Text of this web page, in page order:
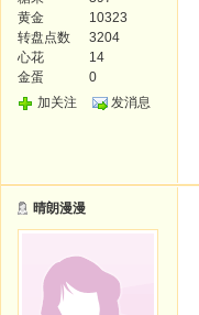
黄金
10323
转盘点数
3204
心花
14
金蛋
0
加关注
发消息
晴朗漫漫